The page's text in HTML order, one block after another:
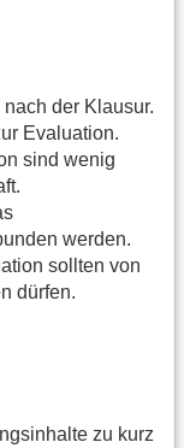
der Klausur.
Evaluation.
sind wenig
werden.
sollten von
dürfen.
zu kurz